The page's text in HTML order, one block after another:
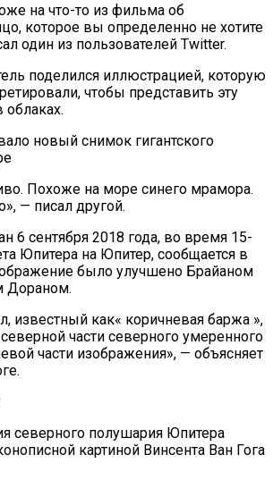
на что-то из фильма об
которое вы определенно не хотите
один из пользователей Twitter.
поделился иллюстрацией, которую
чтобы представить эту
Похоже на море синего мрамора.
— писал другой.
6 сентября 2018 года, во время 15-
Юпитера на Юпитер, сообщается в
было улучшено Брайаном
Дораном.
известный как« коричневая баржа »,
части северного умеренного
части изображения», — объясняет
северного полушария Юпитера
картиной Винсента Ван Гога